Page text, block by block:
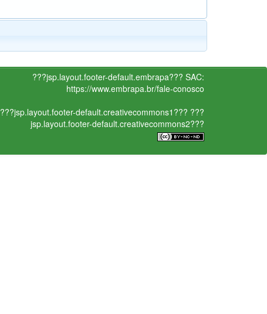
???jsp.layout.footer-default.embrapa??? SAC:
https://www.embrapa.br/fale-conosco
???jsp.layout.footer-default.creativecommons1??? ???
jsp.layout.footer-default.creativecommons2???